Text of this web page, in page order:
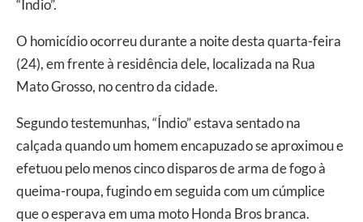
“Índio”.
O homicídio ocorreu durante a noite desta quarta-feira
(24), em frente à residência dele, localizada na Rua
Mato Grosso, no centro da cidade.
Segundo testemunhas, “Índio” estava sentado na
calçada quando um homem encapuzado se aproximou e
efetuou pelo menos cinco disparos de arma de fogo à
queima-roupa, fugindo em seguida com um cúmplice
que o esperava em uma moto Honda Bros branca.